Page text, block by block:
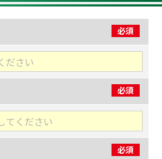
必須
必須
必須